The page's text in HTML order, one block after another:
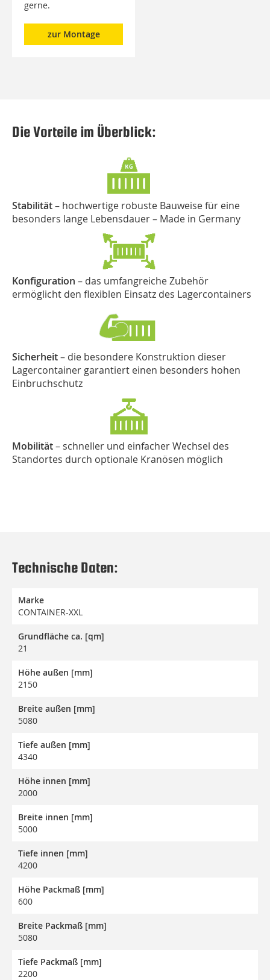
gerne.
zur Montage
Die Vorteile im Überblick:
Stabilität– hochwertige robuste Bauweise für eine
besonders lange Lebensdauer – Made in Germany
Konfiguration – das umfangreiche Zubehör
ermöglicht den flexiblen Einsatz des Lagercontainers
Sicherheit– die besondere Konstruktion dieser
Lagercontainer garantiert einen besonders hohen
Einbruchschutz
Mobilität– schneller und einfacher Wechsel des
Standortes durch optionale Kranösen möglich
Technische Daten:
Marke
CONTAINER-XXL
Grundfläche ca. [qm]
21
Höhe außen [mm]
2150
Breite außen [mm]
5080
Tiefe außen [mm]
4340
Höhe innen [mm]
2000
Breite innen [mm]
5000
Tiefe innen [mm]
4200
Höhe Packmaß [mm]
600
Breite Packmaß [mm]
5080
Tiefe Packmaß [mm]
2200